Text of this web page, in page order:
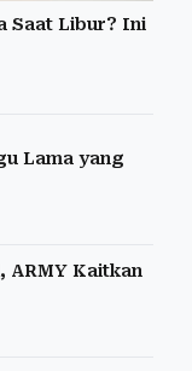
Saat Libur? Ini
Lama yang
ARMY Kaitkan